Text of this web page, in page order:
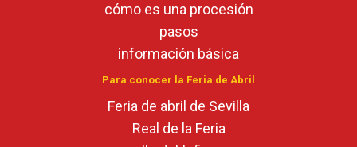
cómo es una procesión
pasos
información básica
Para conocer la Feria de Abril
Feria de abril de Sevilla
Real de la Feria